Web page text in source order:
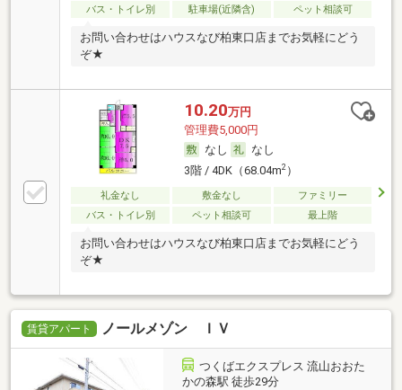
バス・トイレ別
駐車場(近隣含) ペット相談可
お問い合わせはハウスなび柏東口店までお気軽にどう
ぞ★
10.20万円
管理費5,000円
なし
なし
3階 / 4DK（68.04m2）
礼金なし 敷金なし
ファミリー
バス・トイレ別
ペット相談可 最上階
お問い合わせはハウスなび柏東口店までお気軽にどう
ぞ★
賃貸アパート ノールメゾン ＩＶ
つくばエクスプレス 流山おおた
かの森駅 徒歩29分